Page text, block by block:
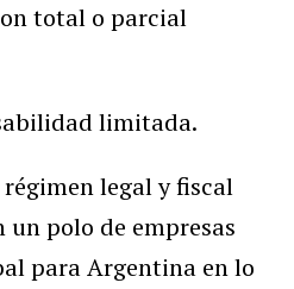
total o parcial
limitada.
legal y fiscal
polo de empresas
para Argentina en lo